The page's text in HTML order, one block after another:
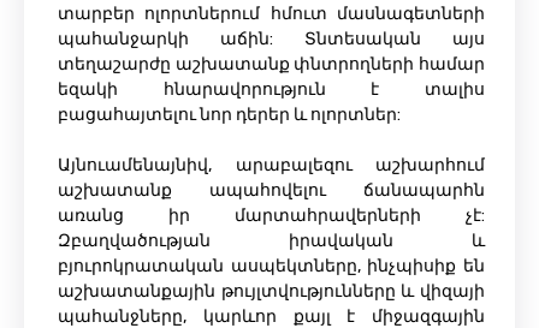
տարբեր ոլորտներում հմուտ մասնագետների
պահանջարկի աճին: Տնտեսական այս
տեղաշարժը աշխատանք փնտրողների համար
եզակի հնարավորություն է տալիս
բացահայտելու նոր դերեր և ոլորտներ:
Այնուամենայնիվ, արաբալեզու աշխարհում
աշխատանք ապահովելու ճանապարհն
առանց իր մարտահրավերների չէ:
Զբաղվածության իրավական և
բյուրոկրատական ​​ասպեկտները, ինչպիսիք են
աշխատանքային թույլտվությունները և վիզայի
պահանջները, կարևոր քայլ է միջազգային